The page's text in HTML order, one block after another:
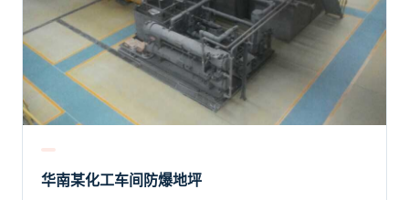
华南某化工车间防爆地坪